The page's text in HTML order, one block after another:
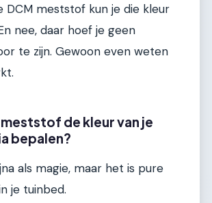
DCM meststof kun je die kleur
nee, daar hoef je geen
te zijn. Gewoon even weten
meststof de kleur van je
bepalen?
als magie, maar het is pure
je tuinbed.